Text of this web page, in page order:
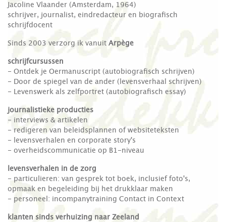
Jacoline Vlaander (Amsterdam, 1964)
schrijver, journalist, eindredacteur en biografisch
schrijfdocent
Sinds 2003 verzorg ik vanuit Arpège
schrijfcursussen
- Ontdek je Oermanuscript (autobiografisch schrijven)
- Door de spiegel van de ander (levensverhaal schrijven)
- Levenswerk als zelfportret (autobiografisch essay)
journalistieke producties
- interviews & artikelen
- redigeren van beleidsplannen of websiteteksten
- levensverhalen en corporate story's
- overheidscommunicatie op B1-niveau
levensverhalen in de zorg
- particulieren: van gesprek tot boek, inclusief foto's,
opmaak en begeleiding bij het drukklaar maken
- personeel: incompanytraining Contact in Context
klanten sinds verhuizing naar Zeeland